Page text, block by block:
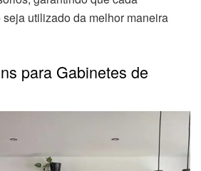
utilizado da melhor maneira
para Gabinetes de